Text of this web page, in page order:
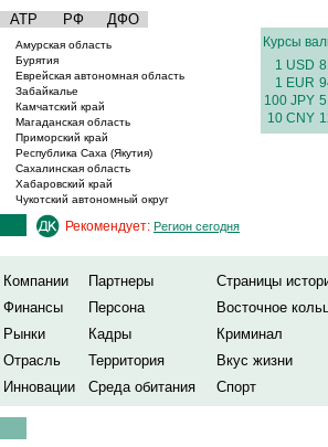
АТР РФ ДФО
Амурская область
Бурятия
Еврейская автономная область
Забайкалье
Камчатский край
Магаданская область
Приморский край
Республика Саха (Якутия)
Сахалинская область
Хабаровский край
Чукотский автономный округ
Курсы
1 USD
1 EUR
100 JPY
10 CNY
Рекомендует: Регион сегодня
Компании Партнеры
Страницы
Финансы Персона
Восточное
Рынки Кадры
Криминал
Отрасль Территория
Вкус жизни
Инновации Среда обитания Спорт